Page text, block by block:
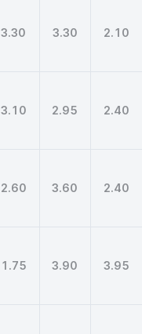
3.30 3.30 2.10
3.10 2.95 2.40
2.60 3.60 2.40
1.75 3.90 3.95